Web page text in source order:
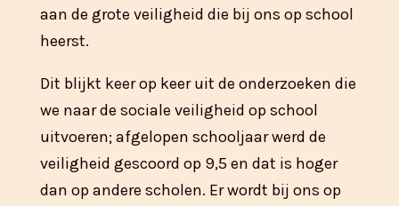
aan de grote veiligheid die bij ons op school
heerst.
Dit blijkt keer op keer uit de onderzoeken die
we naar de sociale veiligheid op school
uitvoeren; afgelopen schooljaar werd de
veiligheid gescoord op 9,5 en dat is hoger
dan op andere scholen. Er wordt bij ons op